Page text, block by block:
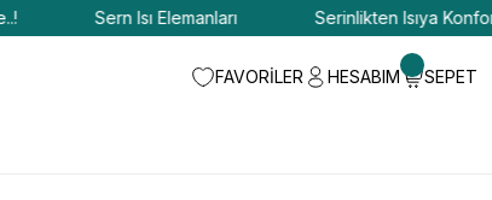
Sern Isı Elemanları Serinlikten Isıya Konfor
FAVORİLER HESABIM SEPET